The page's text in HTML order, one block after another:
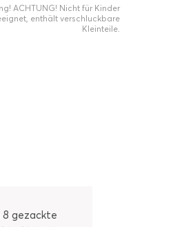
ACHTUNG! Nicht für Kinder
enthält verschluckbare
Kleinteile.
8 gezackte